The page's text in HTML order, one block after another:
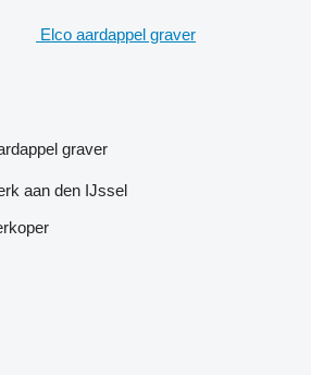
Elco aardappel graver
graver
aan den IJssel